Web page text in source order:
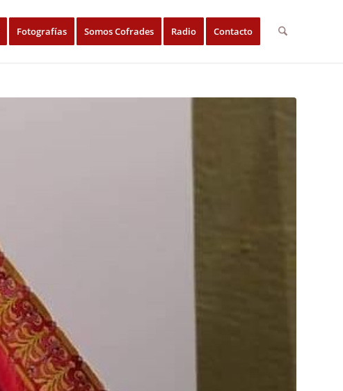
Fotografías Somos Cofrades Radio Contacto